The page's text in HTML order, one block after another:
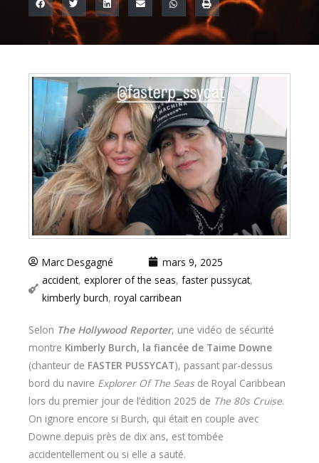
Marc Desgagné
mars 9, 2025
accident, explorer of the seas, faster pussycat,
kimberly burch, royal carribean
Selon The Hollywood Reporter, une vidéo de sécurité
montre Kimberly Burch, la fiancée de Taime Downe
(chanteur de FASTER PUSSYCAT), passant par-dessus
bord du navire Explorer Of The Seasde Royal Caribbean
lors du premier jour de l’édition 2025 de The 80s Cruise.
On ignore encore si Burch, qui était en couple avec
Downe depuis près de dix ans, est tombée
accidentellement ou si elle a sauté.